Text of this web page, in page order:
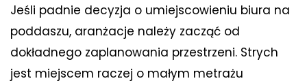
Jeśli padnie decyzja o umiejscowieniu biura na
poddaszu, aranżacje należy zacząć od
dokładnego zaplanowania przestrzeni. Strych
jest miejscem raczej o małym metrażu